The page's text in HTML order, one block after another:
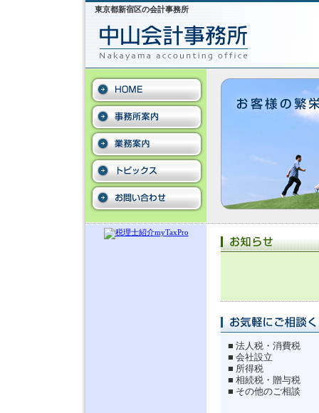
東京都新宿区の会計事務所
■ 法人税・消費税
■ 会社設立
■ 所得税
■ 相続税・贈与税
■ その他のご相談